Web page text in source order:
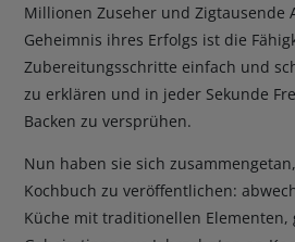
Millionen Zuseher und Zigtausende
Geheimnis ihres Erfolgs ist die
Zubereitungsschritte einfach und
zu erklären und in jeder Sekunde
Backen zu versprühen.
Nun haben sie sich
Kochbuch zu veröffentlichen:
Küche mit traditionellen Elementen,